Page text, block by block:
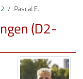
Pascal E.
(D2-